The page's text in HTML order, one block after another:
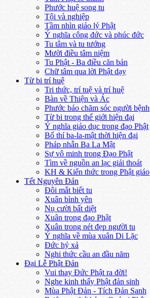
Phước huệ song tu
Tội và nghiệp
Tầm nhìn giáo lý Phật
Ý nghĩa công đức và phúc đức
Tu tâm và tu tướng
Mười điều tâm niệm
Tu Phật - Ba điều căn bản
Chữ tâm qua lời Phật dạy
Từ bi trí huệ
Tri thức, trí tuệ và trí huệ
Bàn về Thiện và Ác
Phước báo chăm sóc người bệnh
Từ bi trong thế giới hiện đại
Ý nghĩa giáo dục trong đạo Phật
Bố thí ba-la-mật thời hiện đại
Pháp nhẫn Ba La Mật
Sự vô minh trong Đạo Phật
Tìm về nguồn an lạc giải thoát
KH & Kiến thức trong Phật giáo
Tết Nguyên Đán
Đôi mắt biết tu
Xuân bình yên
Nụ cười bất diệt
Xuân trong đạo Phật
Xuân trong nét đẹp người tu
Ý nghĩa về mùa xuân Di Lặc
Đức hỷ xả
Nghi thức cầu an đầu năm
Đại Lễ Phật Đản
Vui thay Đức Phật ra đời!
Nghe kinh thấy Phật đản sinh
Mùa Phật Đản - Tích Đản Sanh